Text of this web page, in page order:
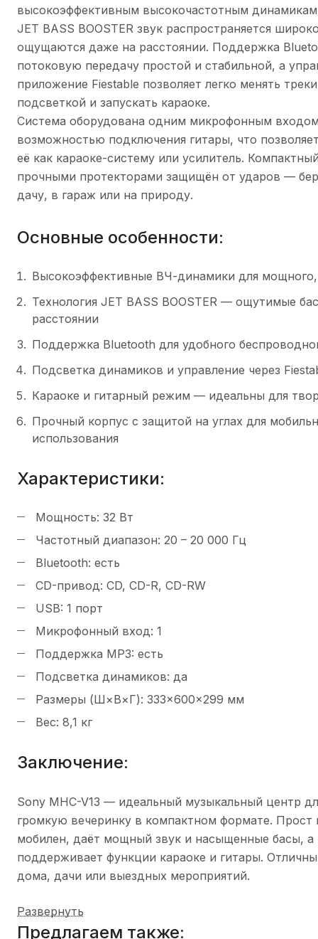
высокоэффективным высокочастотным динамикам
JET BASS BOOSTER звук распространяется
ощущаются даже на расстоянии. Поддержка
потоковую передачу простой и стабильной, а
приложение Fiestable позволяет легко менять
подсветкой и запускать караоке.
Система оборудована одним микрофонным
возможностью подключения гитары, что
её как караоке-систему или усилитель.
прочными протекторами защищён от ударов —
дачу, в гараж или на природу.
Основные особенности:
Высокоэффективные ВЧ-динамики для мощного,
Технология JET BASS BOOSTER — ощутимые
расстоянии
Поддержка Bluetooth для удобного
Подсветка динамиков и управление через
Караоке и гитарный режим — идеальны для
Прочный корпус с защитой на углах для
использования
Характеристики:
Мощность: 32 Вт
Частотный диапазон: 20 – 20 000 Гц
Bluetooth: есть
CD-привод: CD, CD-R, CD-RW
USB: 1 порт
Микрофонный вход: 1
Поддержка MP3: есть
Подсветка динамиков: да
Размеры (Ш×В×Г): 333×600×299 мм
Вес: 8,1 кг
Заключение:
Sony MHC-V13 — идеальный музыкальный центр
громкую вечеринку в компактном формате. Прост
мобилен, даёт мощный звук и насыщенные басы, а
поддерживает функции караоке и гитары.
дома, дачи или выездных мероприятий.
Развернуть
Предлагаем также: